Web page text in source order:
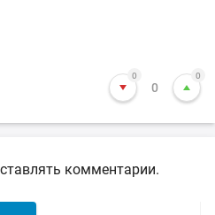
0
0
0
комментарии.